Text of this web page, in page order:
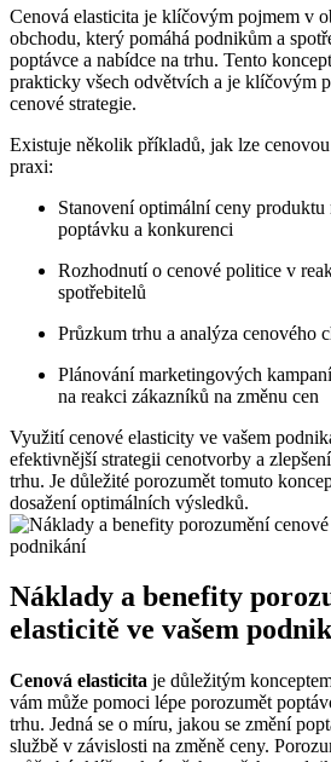
Cenová elasticita je klíčovým pojmem v
obchodu, který pomáhá podnikům a
poptávce a nabídce na trhu. Tento
prakticky všech odvětvích a je klíčovým
cenové strategie.
Existuje několik příkladů, jak lze
praxi:
Stanovení optimální ceny produktu
poptávku a konkurenci
Rozhodnutí o cenové politice v
spotřebitelů
Průzkum trhu a analýza cenového
Plánování marketingových
na reakci zákazníků na změnu cen
Využití cenové elasticity ve vašem
efektivnější strategii cenotvorby a
trhu. Je důležité porozumět tomuto
dosažení optimálních výsledků.
Náklady a benefity
elasticitě ve vašem
Cenová elasticita je důležitým
vám může pomoci lépe porozumět
trhu. Jedná se o míru, jakou se změní
službě v závislosti na změně ceny.